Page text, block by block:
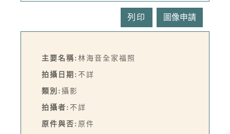
列印
主要名稱: 林海音全家福照
拍攝日期: 不詳
類別: 攝影
拍攝者: 不詳
原件與否: 原件